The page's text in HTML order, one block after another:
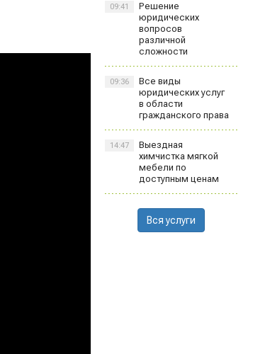
Решение
юридических
вопросов
различной
сложности
09:41
Все виды
юридических услуг
в области
гражданского права
09:36
Выездная
химчистка мягкой
мебели по
доступным ценам
14:47
Вся услуги